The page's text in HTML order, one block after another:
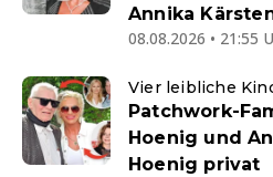
Annika
08.08.2026 • 21:55
Vier leibliche
Patchwork-
Hoenig und
Hoenig privat